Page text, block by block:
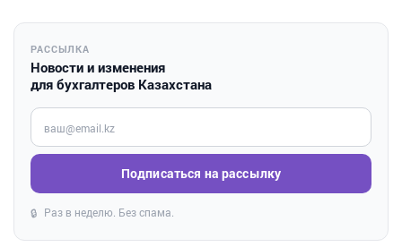
РАССЫЛКА
Новости и изменения
для бухгалтеров Казахстана
Введите ваш e-mail
Подписаться на рассылку
🔒 Раз в неделю. Без спама.